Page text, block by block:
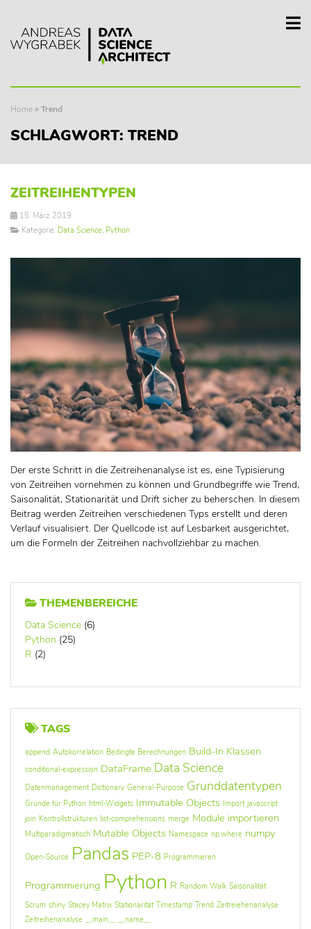
Home » Trend
SCHLAGWORT: TREND
ZEITREIHENTYPEN
15. März 2019
Kategorie: Data Science, Python
Der erste Schritt in die Zeitreihenanalyse ist es, eine Typisierung
von Zeitreihen vornehmen zu können und Grundbegriffe wie Trend,
Saisonalität, Stationarität und Drift sicher zu beherschen. In diesem
Beitrag werden Zeitreihen verschiedenen Typs erstellt und deren
Verlauf visualisiert. Der Quellcode ist auf Lesbarkeit ausgerichtet,
um die Formeln der Zeitreihen nachvollziehbar zu machen.
THEMENBEREICHE
Data Science (6)
Python (25)
R (2)
TAGS
append Autokorrelation Bedingte Berechnungen Build-In Klassen
conditional-expression DataFrame Data Science
Datenmanagement Dictionary General-Purpose Grunddatentypen
Gründe für Python html-Widgets Immutable Objects Import javascript
join Kontrollstrukturen list-comprehensions merge Module importieren
Multiparadigmatisch Mutable Objects Namespace np.where numpy
Open-Source Pandas PEP-8 Programmieren
Programmierung Python R Random Walk Saisonalität
Scrum shiny Stacey Matrix Stationarität Timestamp Trend Zeitreiehenanalyse
Zeitreihenanalyse
__main__ __name__